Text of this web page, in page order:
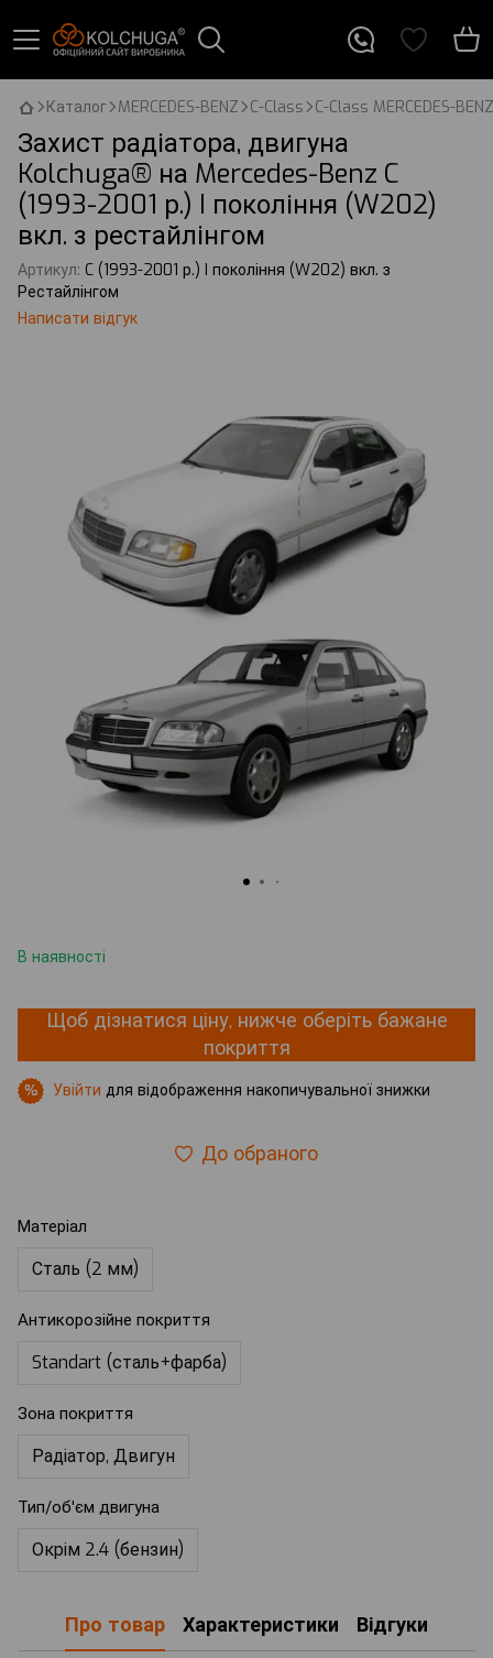
Каталог MERCEDES-BENZ C-Class C-Class MERCEDES-BENZ
Захист радіатора, двигуна
Kolchuga® на Mercedes-Benz C
(1993-2001 р.) I покоління (W202)
вкл. з рестайлінгом
Артикул: C (1993-2001 р.) I покоління (W202) вкл. з
Рестайлінгом
Написати відгук
В наявності
Щоб дізнатися ціну, нижче оберіть бажане
покриття
% Увійти для відображення накопичувальної знижки
До обраного
Матеріал
Сталь (2 мм)
Антикорозійне покриття
Standart (сталь+фарба)
Зона покриття
Радіатор, Двигун
Тип/об'єм двигуна
Окрім 2.4 (бензин)
Про товар Характеристики Відгуки